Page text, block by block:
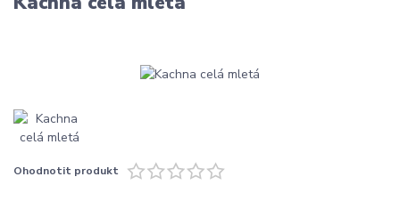
Ohodnotit produkt